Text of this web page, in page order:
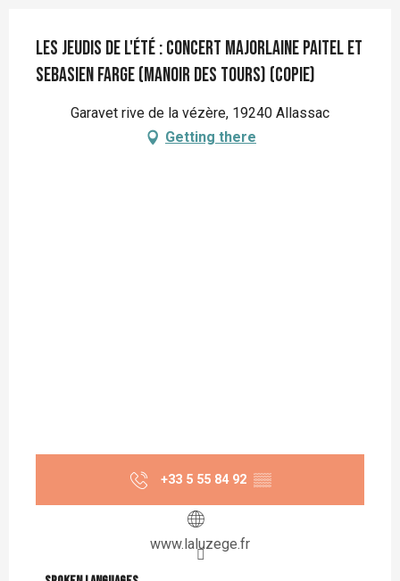
Les jeudis de l'été : concert Majorlaine Paitel et
Sebasien Farge (Manoir des Tours) (copie)
Garavet rive de la vézère, 19240 Allassac
Getting there
+33 5 55 84 92 ▒▒
www.laluzege.fr